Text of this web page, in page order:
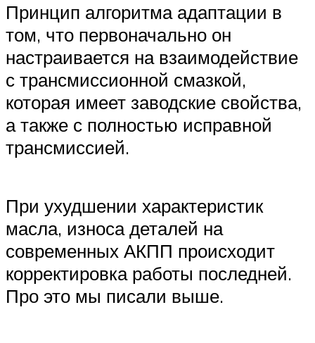
Принцип алгоритма адаптации в
том, что первоначально он
настраивается на взаимодействие
с трансмиссионной смазкой,
которая имеет заводские свойства,
а также с полностью исправной
трансмиссией.
При ухудшении характеристик
масла, износа деталей на
современных АКПП происходит
корректировка работы последней.
Про это мы писали выше.